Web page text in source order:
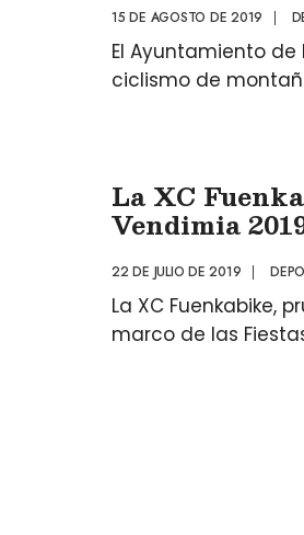
15 DE AGOSTO DE 2019 |
El Ayuntamiento
ciclismo de
La XC
Vendimia
22 DE JULIO DE 2019 |
La XC Fuenkabike,
marco de las